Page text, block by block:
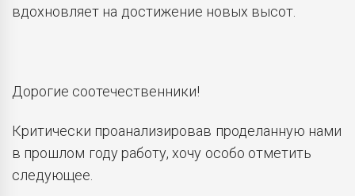
вдохновляет на достижение новых высот.
Дорогие соотечественники!
Критически проанализировав проделанную нами
в прошлом году работу, хочу особо отметить
следующее.